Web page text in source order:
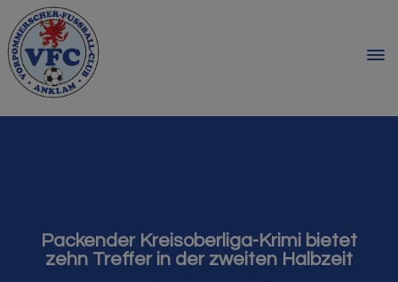
Packender Kreisoberliga-Krimi bietet
zehn Treffer in der zweiten Halbzeit